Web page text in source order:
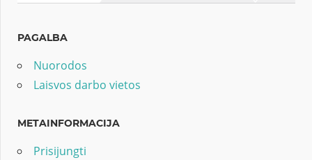
PAGALBA
Nuorodos
Laisvos darbo vietos
METAINFORMACIJA
Prisijungti